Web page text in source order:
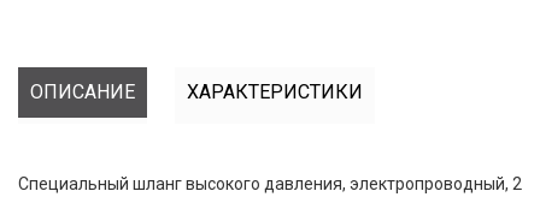
ОПИСАНИЕ ХАРАКТЕРИСТИКИ
Специальный шланг высокого давления, электропроводный, 2